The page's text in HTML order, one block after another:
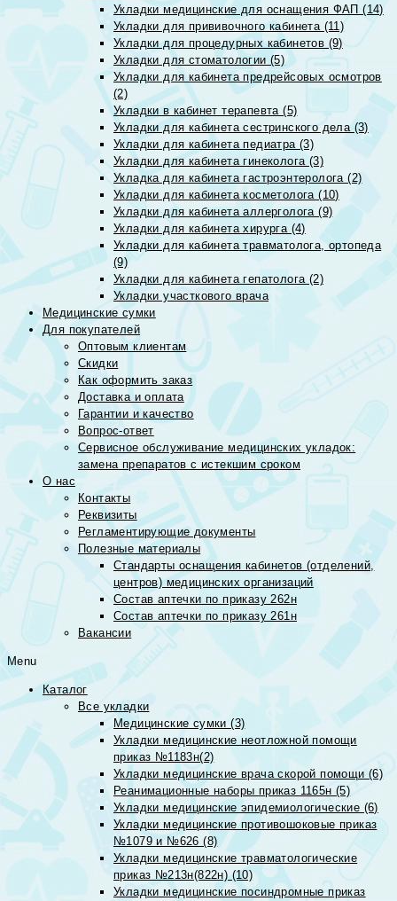
Укладки медицинские для оснащения ФАП (14)
Укладки для прививочного кабинета (11)
Укладки для процедурных кабинетов (9)
Укладки для стоматологии (5)
Укладки для кабинета предрейсовых осмотров
(2)
Укладки в кабинет терапевта (5)
Укладки для кабинета сестринского дела (3)
Укладки для кабинета педиатра (3)
Укладки для кабинета гинеколога (3)
Укладка для кабинета гастроэнтеролога (2)
Укладки для кабинета косметолога (10)
Укладки для кабинета аллерголога (9)
Укладки для кабинета хирурга (4)
Укладки для кабинета травматолога, ортопеда
(9)
Укладки для кабинета гепатолога (2)
Укладки участкового врача
Медицинские сумки
Для покупателей
Оптовым клиентам
Скидки
Как оформить заказ
Доставка и оплата
Гарантии и качество
Вопрос-ответ
Сервисное обслуживание медицинских укладок:
замена препаратов с истекшим сроком
О нас
Контакты
Реквизиты
Регламентирующие документы
Полезные материалы
Стандарты оснащения кабинетов (отделений,
центров) медицинских организаций
Состав аптечки по приказу 262н
Состав аптечки по приказу 261н
Вакансии
Menu
Каталог
Все укладки
Медицинские сумки (3)
Укладки медицинские неотложной помощи
приказ №1183н(2)
Укладки медицинские врача скорой помощи (6)
Реанимационные наборы приказ 1165н (5)
Укладки медицинские эпидемиологические (6)
Укладки медицинские противошоковые приказ
№1079 и №626 (8)
Укладки медицинские травматологические
приказ №213н(822н) (10)
Укладки медицинские посиндромные приказ